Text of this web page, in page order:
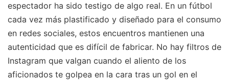
espectador ha sido testigo de algo real. En un fútbol
cada vez más plastificado y diseñado para el consumo
en redes sociales, estos encuentros mantienen una
autenticidad que es difícil de fabricar. No hay filtros de
Instagram que valgan cuando el aliento de los
aficionados te golpea en la cara tras un gol en el